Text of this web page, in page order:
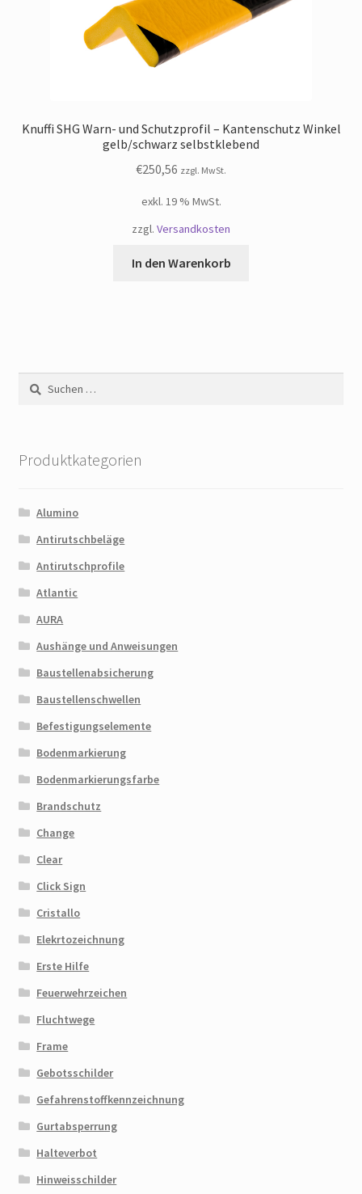
Knuffi SHG Warn- und Schutzprofil – Kantenschutz Winkel
gelb/schwarz selbstklebend
€250,56 zzgl. MwSt.
exkl. 19 % MwSt.
zzgl. Versandkosten
In den Warenkorb
Suchen
nach:
Produktkategorien
Alumino
Antirutschbeläge
Antirutschprofile
Atlantic
AURA
Aushänge und Anweisungen
Baustellenabsicherung
Baustellenschwellen
Befestigungselemente
Bodenmarkierung
Bodenmarkierungsfarbe
Brandschutz
Change
Clear
Click Sign
Cristallo
Elekrtozeichnung
Erste Hilfe
Feuerwehrzeichen
Fluchtwege
Frame
Gebotsschilder
Gefahrenstoffkennzeichnung
Gurtabsperrung
Halteverbot
Hinweisschilder